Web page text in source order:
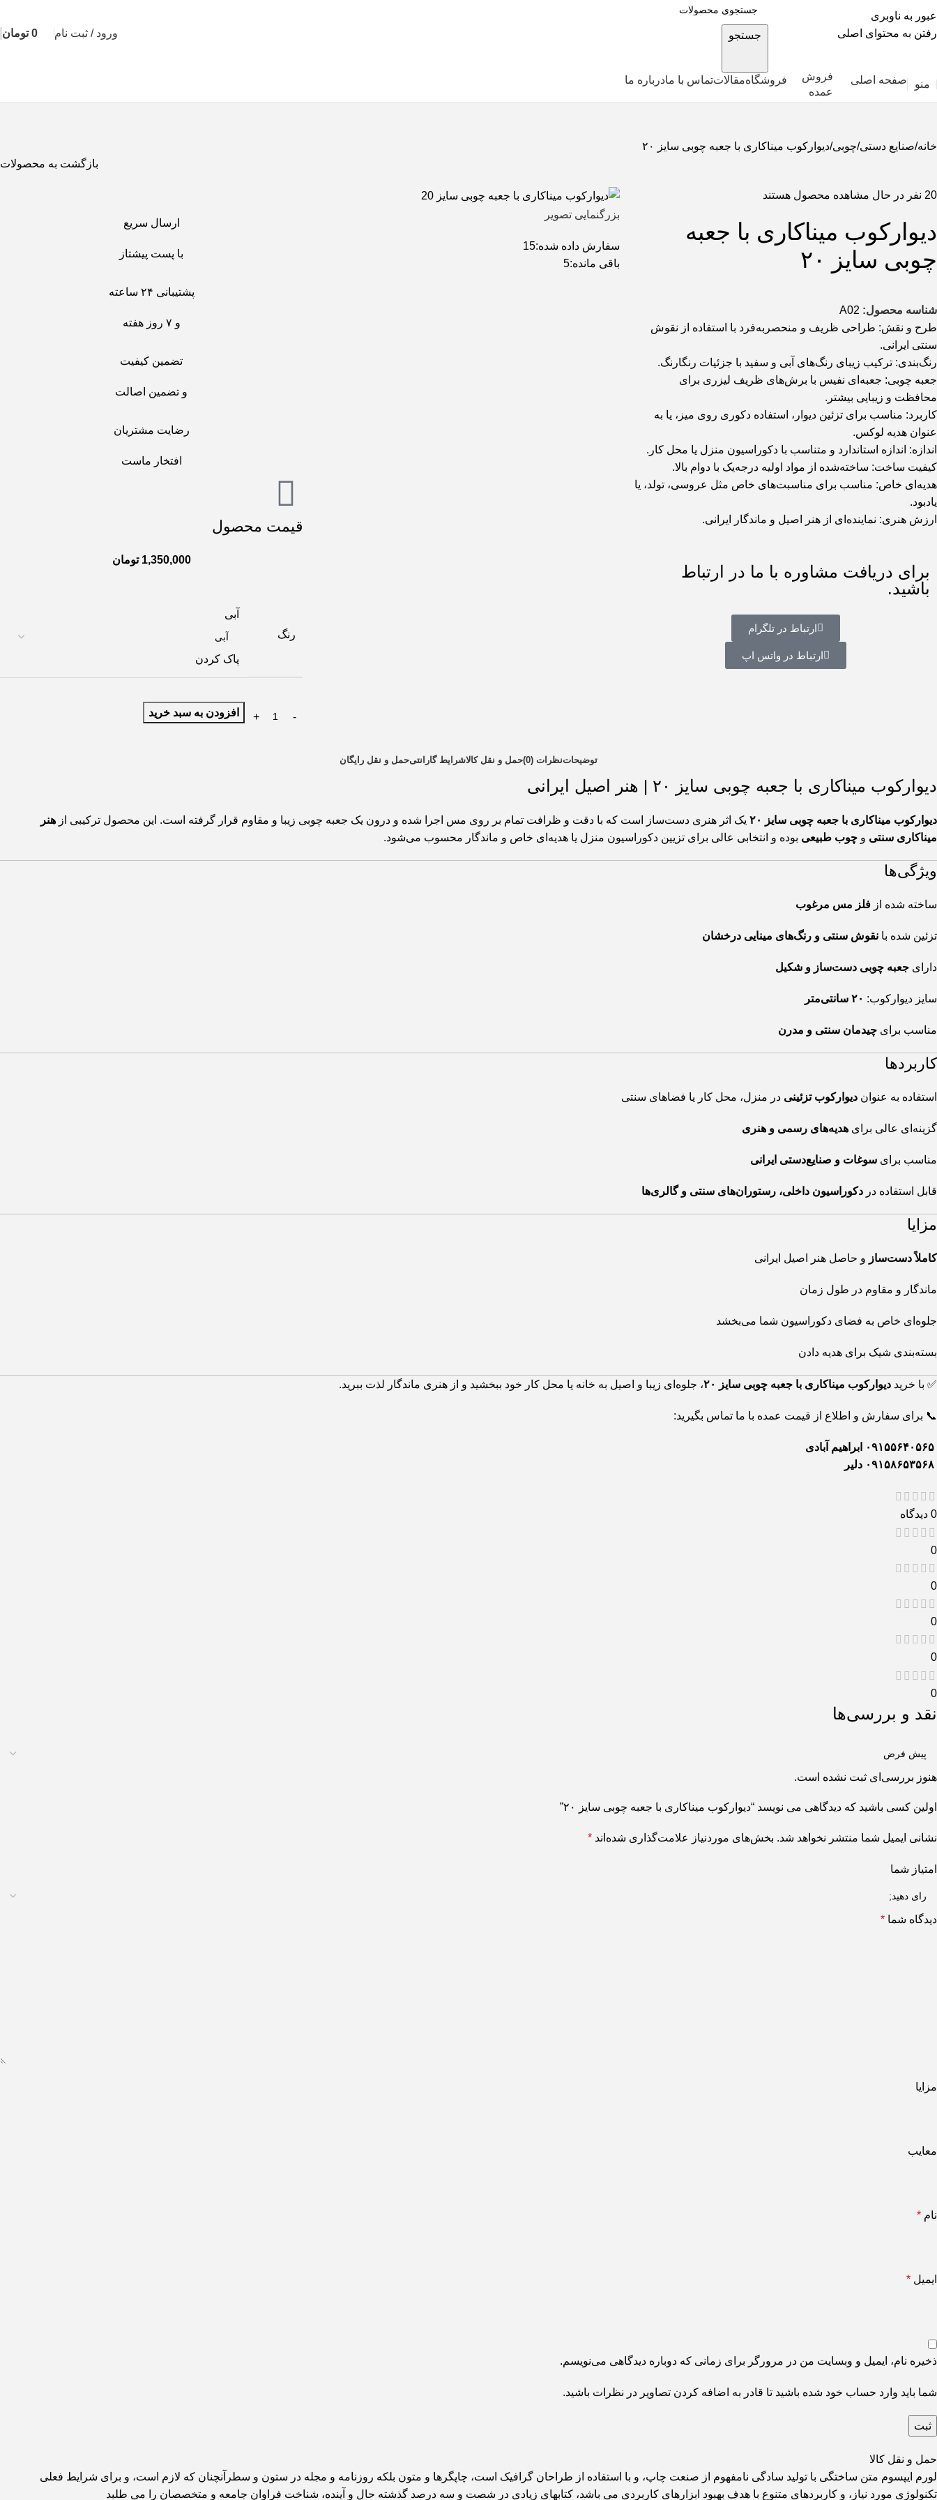
عبور به ناوبری
رفتن به محتوای اصلی
جستجو ورود / ثبت نام 0 تومان
منو صفحه اصلی
فروش
عمده
فروشگاهمقالاتتماس با مادرباره ما
خانه صنایع دستی چوبی دیوارکوب میناکاری با جعبه چوبی سایز ۲۰
بازگشت به محصولات
20 نفر در حال مشاهده محصول هستند
دیوارکوب میناکاری با جعبه
چوبی سایز ۲۰
شناسه محصول: A02
طرح و نقش: طراحی ظریف و منحصر‌به‌فرد با استفاده از نقوش
سنتی ایرانی.
رنگ‌بندی: ترکیب زیبای رنگ‌های آبی و سفید با جزئیات رنگارنگ.
جعبه چوبی: جعبه‌ای نفیس با برش‌های ظریف لیزری برای
محافظت و زیبایی بیشتر.
کاربرد: مناسب برای تزئین دیوار، استفاده دکوری روی میز، یا به
عنوان هدیه لوکس.
اندازه: اندازه استاندارد و متناسب با دکوراسیون منزل یا محل کار.
کیفیت ساخت: ساخته‌شده از مواد اولیه درجه‌یک با دوام بالا.
هدیه‌ای خاص: مناسب برای مناسبت‌های خاص مثل عروسی، تولد، یا
یادبود.
ارزش هنری: نماینده‌ای از هنر اصیل و ماندگار ایرانی.
برای دریافت مشاوره با ما در ارتباط
باشید.
ارتباط در تلگرام
ارتباط در واتس اپ
بزرگنمایی تصویر
سفارش داده شده:15
باقی مانده:5
ارسال سریع
با پست پیشتاز
پشتیبانی ۲۴ ساعته
و ۷ روز هفته
تضمین کیفیت
و تضمین اصالت
رضایت مشتریان
افتخار ماست
قیمت محصول
1,350,000 تومان
رنگ
آبی
پاک کردن
افزودن به سبد خرید
توضیحاتنظرات (0) حمل و نقل کالاشرایط گارانتیحمل و نقل رایگان
دیوارکوب میناکاری با جعبه چوبی سایز ۲۰ | هنر اصیل ایرانی
دیوارکوب میناکاری با جعبه چوبی سایز ۲۰ یک اثر هنری دست‌ساز است که با دقت و ظرافت تمام بر روی مس اجرا شده و درون یک جعبه چوبی زیبا و مقاوم قرار گرفته است. این محصول ترکیبی از هنر
میناکاری سنتی و چوب طبیعی بوده و انتخابی عالی برای تزیین دکوراسیون منزل یا هدیه‌ای خاص و ماندگار محسوب می‌شود.
ویژگی‌ها
ساخته شده از فلز مس مرغوب
تزئین شده با نقوش سنتی و رنگ‌های مینایی درخشان
دارای جعبه چوبی دست‌ساز و شکیل
سایز دیوارکوب: ۲۰ سانتی‌متر
مناسب برای چیدمان سنتی و مدرن
کاربردها
استفاده به عنوان دیوارکوب تزئینی در منزل، محل کار یا فضاهای سنتی
گزینه‌ای عالی برای هدیه‌های رسمی و هنری
مناسب برای سوغات و صنایع‌دستی ایرانی
قابل استفاده در دکوراسیون داخلی، رستوران‌های سنتی و گالری‌ها
مزایا
کاملاً دست‌ساز و حاصل هنر اصیل ایرانی
ماندگار و مقاوم در طول زمان
جلوه‌ای خاص به فضای دکوراسیون شما می‌بخشد
بسته‌بندی شیک برای هدیه دادن
✅ با خرید دیوارکوب میناکاری با جعبه چوبی سایز ۲۰ ، جلوه‌ای زیبا و اصیل به خانه یا محل کار خود ببخشید و از هنری ماندگار لذت ببرید.
📞 برای سفارش و اطلاع از قیمت عمده با ما تماس بگیرید:
۰۹۱۵۸۶۵۳۵۶۸ دلیر
0 دیدگاه
0
0
0
0
0
نقد و بررسی‌ها
هنوز بررسی‌ای ثبت نشده است.
اولین کسی باشید که دیدگاهی می نویسد “دیوارکوب میناکاری با جعبه چوبی سایز ۲۰”
نشانی ایمیل شما منتشر نخواهد شد. بخش‌های موردنیاز علامت‌گذاری شده‌اند *
امتیاز شما
دیدگاه شما *
مزایا
معایب
نام *
ایمیل *
ذخیره نام، ایمیل و وبسایت من در مرورگر برای زمانی که دوباره دیدگاهی می‌نویسم.
شما باید وارد حساب خود شده باشید تا قادر به اضافه کردن تصاویر در نظرات باشید.
حمل و نقل کالا
لورم ایپسوم متن ساختگی با تولید سادگی نامفهوم از صنعت چاپ، و با استفاده از طراحان گرافیک است، چاپگرها و متون بلکه روزنامه و مجله در ستون و سطرآنچنان که لازم است، و برای شرایط فعلی
تکنولوژی مورد نیاز، و کاربردهای متنوع با هدف بهبود ابزارهای کاربردی می باشد، کتابهای زیادی در شصت و سه درصد گذشته حال و آینده، شناخت فراوان جامعه و متخصصان را می طلبد